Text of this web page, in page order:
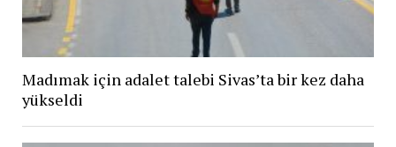
Madımak için adalet talebi Sivas’ta bir kez daha
yükseldi